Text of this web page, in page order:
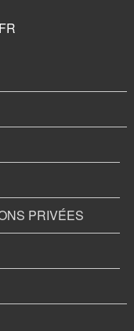
PRIVÉES